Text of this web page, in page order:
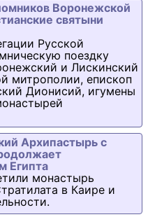
Воронежской
святыни
Русской
поездку
и Лискинский
митрополии, епископ
Дионисий, игумены
Архипастырь с
Египта
монастырь
в Каире и